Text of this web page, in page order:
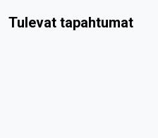
Tulevat tapahtumat